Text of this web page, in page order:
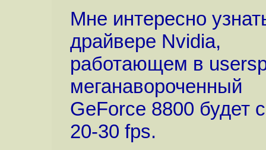
Мне интересно
драйвере Nvidia,
работающем в
меганавороченный
GeForce 8800 будет
20-30 fps.